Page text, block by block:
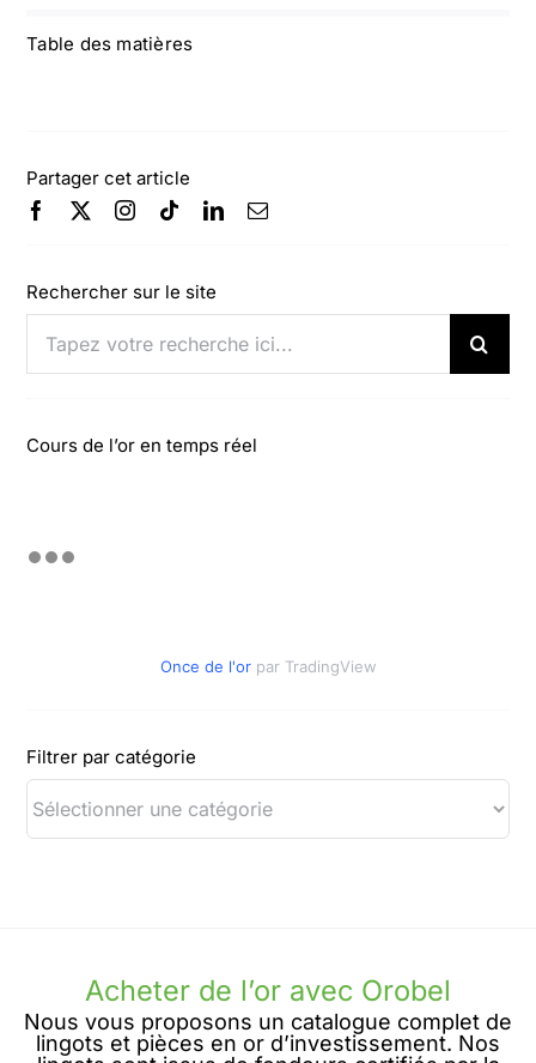
Table des matières
Partager cet article
Rechercher sur le site
Cours de l’or en temps réel
Once de l'or par TradingView
Filtrer par catégorie
Acheter de l’or avec Orobel
Nous vous proposons un catalogue complet de
lingots et pièces en or d’investissement. Nos